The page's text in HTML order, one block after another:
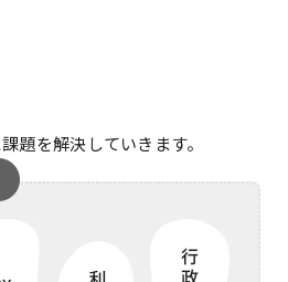
題を解決していきます。